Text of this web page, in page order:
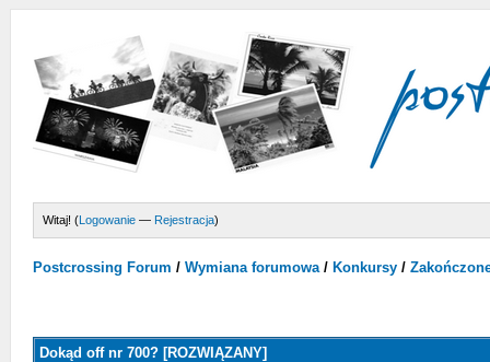
Witaj! (Logowanie — Rejestracja)
Postcrossing Forum / Wymiana forumowa/ Konkursy /
Dokąd off nr 700? [ROZWIĄZANY]